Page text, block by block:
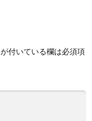
が付いている欄は必須項